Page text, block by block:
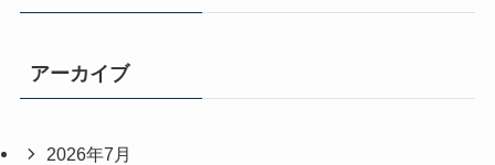
アーカイブ
2026年7月